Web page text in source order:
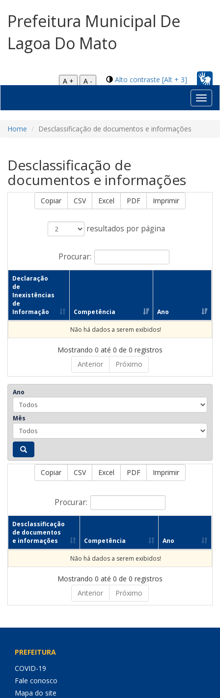
Prefeitura Municipal De
Lagoa Do Mato
Alto contraste [Alt + 3]
A +
A -
Home Desclassificação de documentos e informações
Desclassificação de
documentos e informações
Copiar CSV Excel PDF Imprimir
resultados por página
Procurar:
Declaração
de
Inexistências
de
Informação
Competência Ano
Não há dados a serem exibidos!
Mostrando 0 até 0 de 0 registros
Anterior
Próximo
Ano
Mês
Copiar CSV Excel PDF Imprimir
Procurar:
Desclassificação
de documentos
e informações
Competência Ano
Não há dados a serem exibidos!
Mostrando 0 até 0 de 0 registros
Anterior
Próximo
PREFEITURA
COVID-19
Fale conosco
Mapa do site